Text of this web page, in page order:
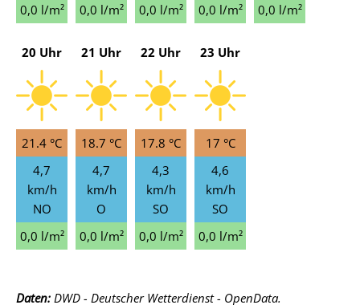
0,0 l/m²
0,0 l/m²
0,0 l/m²
0,0 l/m²
0,0 l/m²
20 Uhr
21.4 °C
4,7
km/h
NO
0,0 l/m²
21 Uhr
18.7 °C
4,7
km/h
O
0,0 l/m²
22 Uhr
17.8 °C
4,3
km/h
SO
0,0 l/m²
23 Uhr
17 °C
4,6
km/h
SO
0,0 l/m²
Daten: DWD - Deutscher Wetterdienst - OpenData.